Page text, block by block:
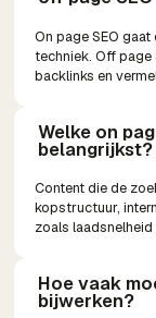
On page SEO
techniek. Off page
backlinks en
Welke on
belangrijkst?
Content die de
kopstructuur,
zoals
Hoe vaak
bijwerken?